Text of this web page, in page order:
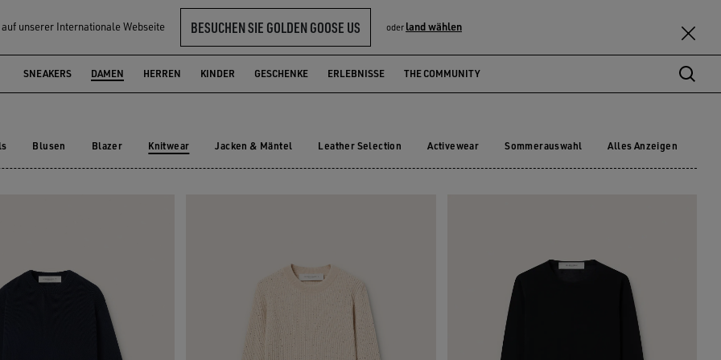
unserer Internationale Webseite BESUCHEN SIE GOLDEN GOOSE US oder land wählen
SNEAKERS DAMEN HERREN KINDER GESCHENKE ERLEBNISSE THE COMMUNITY
Blusen Blazer Knitwear
Knitwear
Jacken & Mäntel Leather Selection Activewear Sommerauswahl Alles Anzeigen